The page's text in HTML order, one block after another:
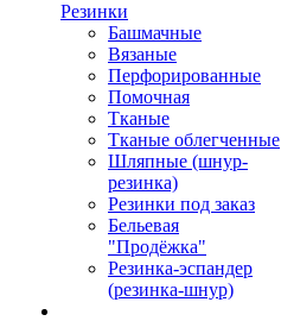
Резинки
Башмачные
Вязаные
Перфорированные
Помочная
Тканые
Тканые облегченные
Шляпные (шнур-
резинка)
Резинки под заказ
Бельевая
"Продёжка"
Резинка-эспандер
(резинка-шнур)